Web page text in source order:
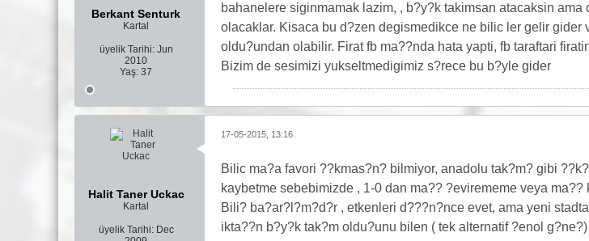
Berkant Senturk
Kartal
üyelik Tarihi: Jun
2010
Yaş: 37
bahanelere siginmamak lazim, , b?y?k takimsan atacaksin
olacaklar. Kisaca bu d?zen degismedikce ne bilic ler gelir
oldu?undan olabilir. Firat fb ma??nda hata yapti, fb taraftari
Bizim de sesimizi yukseltmedigimiz s?rece bu b?yle gider
Halit Taner Uckac
Kartal
üyelik Tarihi: Dec
17-05-2015, 13:16
Bilic ma?a favori ??kmas?n? bilmiyor, anadolu tak?m? gibi
kaybetme sebebimizde , 1-0 dan ma?? ?evirememe veya
Bili? ba?ar?l?m?d?r , etkenleri d???n?nce evet, ama yeni
ikta??n b?y?k tak?m oldu?unu bilen ( tek alternatif ?enol